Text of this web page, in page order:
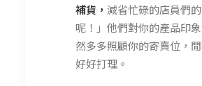
補貨， 減省忙碌的店員們
呢！」他們對你的產品印
然多多照顧你的寄賣位，
好好打理。